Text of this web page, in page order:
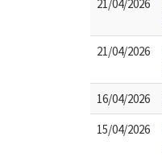
21/04/2026
21/04/2026
16/04/2026
15/04/2026